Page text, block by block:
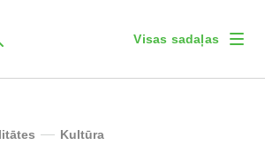
Visas sadaļas
Kultūra